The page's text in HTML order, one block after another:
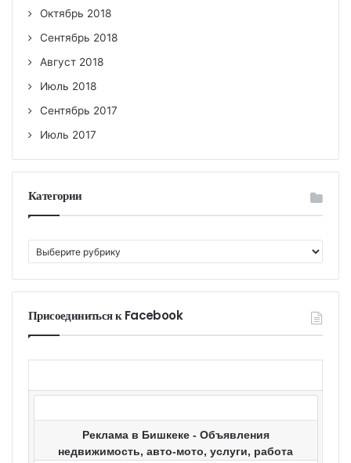
Октябрь 2018
Сентябрь 2018
Август 2018
Июль 2018
Сентябрь 2017
Июль 2017
Категории
а
т
г
и
Присоединиться к Facebook
Реклама в Бишкеке - Объявления
недвижимость, авто-мото, услуги, работа